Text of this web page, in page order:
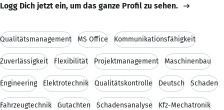
Logg Dich jetzt ein, um das ganze Profil zu sehen.
Qualitätsmanagement MS Office Kommunikationsfähigkeit
Zuverlässigkeit Flexibilität Projektmanagement Maschinenbau
Engineering Elektrotechnik Qualitätskontrolle Deutsch Schaden
Fahrzeugtechnik Gutachten Schadensanalyse Kfz-Mechatronik